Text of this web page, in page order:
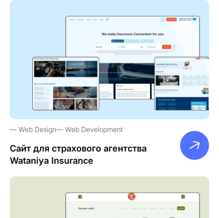
Web Design Web Development
Сайт для страхового агентства
Wataniya Insurance